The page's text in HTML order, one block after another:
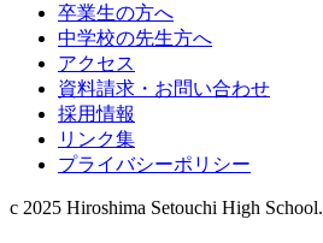
卒業生の方へ
中学校の先生方へ
アクセス
資料請求・お問い合わせ
採用情報
リンク集
プライバシーポリシー
c 2025 Hiroshima Setouchi High School.